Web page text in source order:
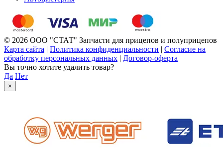
© 2026 ООО "СТАТ" Запчасти для прицепов и полуприцепов
Карта сайта | Политика конфиденциальности | Согласие на
обработку персональных данных | Договор-оферта
Вы точно хотите удалить товар?
Да Нет
×